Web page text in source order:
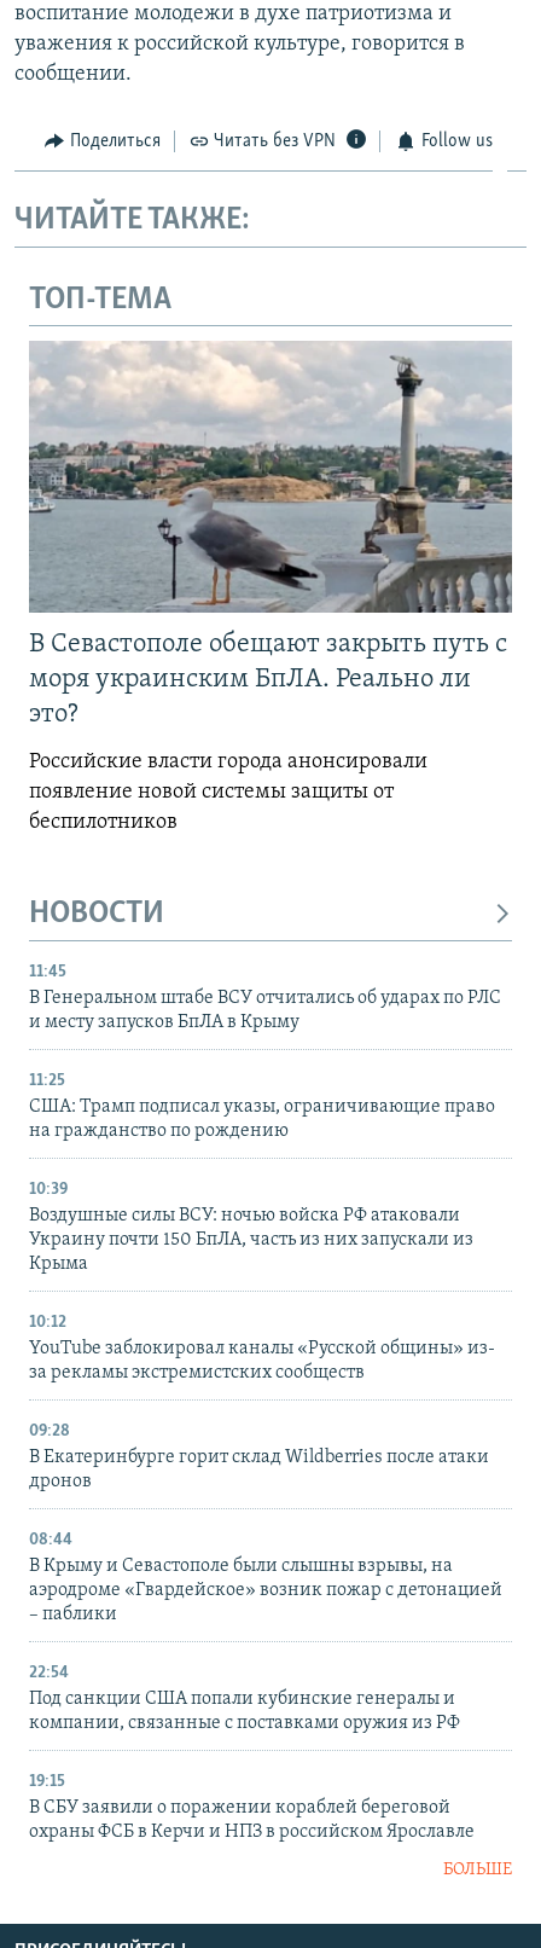
воспитание молодежи в духе патриотизма и
уважения к российской культуре, говорится в
сообщении.
Поделиться Читать без VPN Follow us
ЧИТАЙТЕ ТАКЖЕ:
ТОП-ТЕМА
В Севастополе обещают закрыть путь с
моря украинским БпЛА. Реально ли
это?
Российские власти города анонсировали
появление новой системы защиты от
беспилотников
НОВОСТИ
11:45
В Генеральном штабе ВСУ отчитались об ударах по РЛС
и месту запусков БпЛА в Крыму
11:25
США: Трамп подписал указы, ограничивающие право
на гражданство по рождению
10:39
Воздушные силы ВСУ: ночью войска РФ атаковали
Украину почти 150 БпЛА, часть из них запускали из
Крыма
10:12
YouTube заблокировал каналы «Русской общины» из-
за рекламы экстремистских сообществ
09:28
В Екатеринбурге горит склад Wildberries после атаки
дронов
08:44
В Крыму и Севастополе были слышны взрывы, на
аэродроме «Гвардейское» возник пожар с детонацией
– паблики
22:54
Под санкции США попали кубинские генералы и
компании, связанные с поставками оружия из РФ
19:15
В СБУ заявили о поражении кораблей береговой
охраны ФСБ в Керчи и НПЗ в российском Ярославле
БОЛЬШЕ